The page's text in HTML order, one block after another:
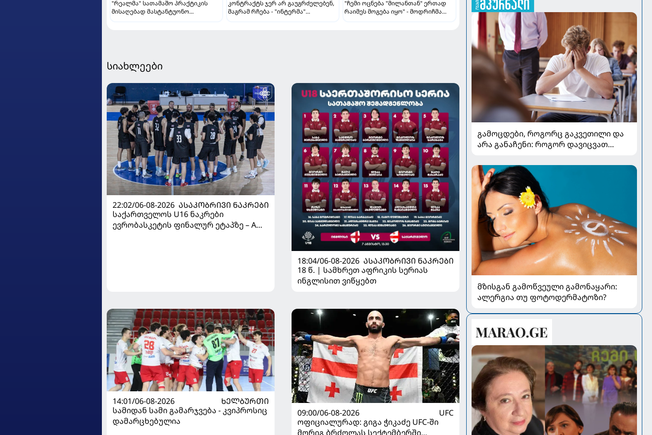
"რეალმა" სათამაშო პრაქტიკის
მისაღებად მასტანტუონო
კონტრაქტს ჯერ არ გაუგრძელებენ,
მაგრამ რჩება - "ინტერმა"
"ჩემი ოცნება "მილანთან" ერთად
რაიმეს მოგება იყო" - მოდრიჩმა
სიახლეები
22:02/06-08-2026 ᲐᲡᲐᲙᲝᲑᲠᲘᲕᲘ ᲜᲐᲙᲠᲔᲑᲘ
საქართველოს U16 ნაკრები
ევრობასკეტის ფინალურ ეტაპზე – A
18:04/06-08-2026 ᲐᲡᲐᲙᲝᲑᲠᲘᲕᲘ ᲜᲐᲙᲠᲔᲑᲘ
18 წ. | სამხრეთ აფრიკის სერიას
ინგლისით ვიწყებთ
14:01/06-08-2026
ᲮᲔᲚᲑᲣᲠᲗᲘ
სამიდან სამი გამარჯვება - კვიპროსიც
დამარცხებულია
09:00/06-08-2026
UFC
ოფიციალურად: გიგა ჭიკაძე UFC-ში
მორიგ ბრძოლას სექტემბერში
გამოცდები, როგორც გაკვეთილი და
არა განაჩენი: როგორ დავიცვათ
მომავალი
მზისგან გამოწვეული გამონაყარი:
ალერგია თუ ფოტოდერმატოზი?